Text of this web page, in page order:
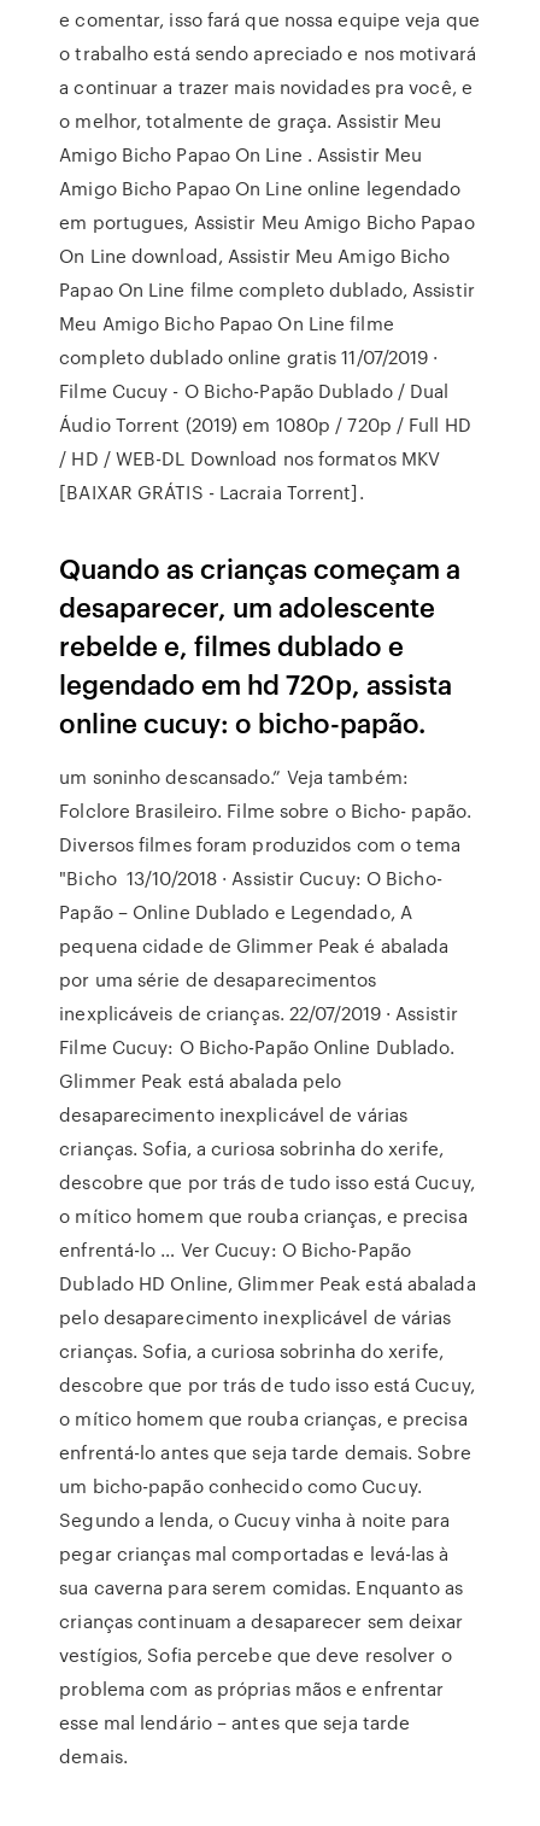
e comentar, isso fará que nossa equipe veja que
o trabalho está sendo apreciado e nos motivará
a continuar a trazer mais novidades pra você, e
o melhor, totalmente de graça. Assistir Meu
Amigo Bicho Papao On Line . Assistir Meu
Amigo Bicho Papao On Line online legendado
em portugues, Assistir Meu Amigo Bicho Papao
On Line download, Assistir Meu Amigo Bicho
Papao On Line filme completo dublado, Assistir
Meu Amigo Bicho Papao On Line filme
completo dublado online gratis 11/07/2019 ·
Filme Cucuy - O Bicho-Papão Dublado / Dual
Áudio Torrent (2019) em 1080p / 720p / Full HD
/ HD / WEB-DL Download nos formatos MKV
[BAIXAR GRÁTIS - Lacraia Torrent].
Quando as crianças começam a
desaparecer, um adolescente
rebelde e, filmes dublado e
legendado em hd 720p, assista
online cucuy: o bicho-papão.
um soninho descansado.” Veja também:
Folclore Brasileiro. Filme sobre o Bicho- papão.
Diversos filmes foram produzidos com o tema
"Bicho 13/10/2018 · Assistir Cucuy: O Bicho-
Papão – Online Dublado e Legendado, A
pequena cidade de Glimmer Peak é abalada
por uma série de desaparecimentos
inexplicáveis de crianças. 22/07/2019 · Assistir
Filme Cucuy: O Bicho-Papão Online Dublado.
Glimmer Peak está abalada pelo
desaparecimento inexplicável de várias
crianças. Sofia, a curiosa sobrinha do xerife,
descobre que por trás de tudo isso está Cucuy,
o mítico homem que rouba crianças, e precisa
enfrentá-lo … Ver Cucuy: O Bicho-Papão
Dublado HD Online, Glimmer Peak está abalada
pelo desaparecimento inexplicável de várias
crianças. Sofia, a curiosa sobrinha do xerife,
descobre que por trás de tudo isso está Cucuy,
o mítico homem que rouba crianças, e precisa
enfrentá-lo antes que seja tarde demais. Sobre
um bicho-papão conhecido como Cucuy.
Segundo a lenda, o Cucuy vinha à noite para
pegar crianças mal comportadas e levá-las à
sua caverna para serem comidas. Enquanto as
crianças continuam a desaparecer sem deixar
vestígios, Sofia percebe que deve resolver o
problema com as próprias mãos e enfrentar
esse mal lendário – antes que seja tarde
demais.